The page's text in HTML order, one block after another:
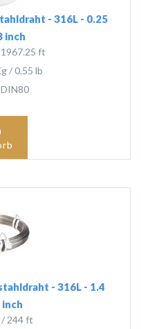
- 316L - 0.25
inch
ft
/ 0.55 lb
DIN80
- 316L - 1.4
/ 244 ft